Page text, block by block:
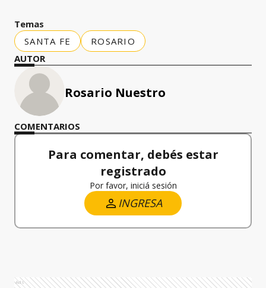
Temas
SANTA FE
ROSARIO
AUTOR
Rosario Nuestro
COMENTARIOS
Para comentar, debés estar
registrado
Por favor, iniciá sesión
INGRESA
Ads